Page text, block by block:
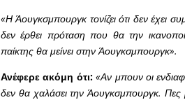
«Η Άουγκσμπουργκ τονίζει ότι δεν έχει
δεν έρθει πρόταση που θα την
παίκτης θα μείνει στην Άουγκσμπουργκ».
Ανέφερε ακόμη ότι: «Αν μπουν οι
δεν θα χαλάσει την Άουγκσμπουργκ.